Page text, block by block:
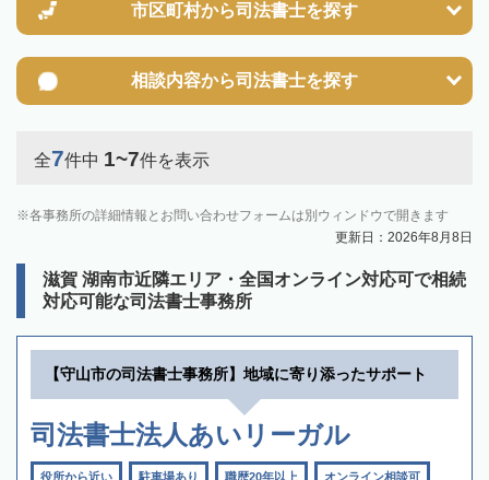
市区町村から司法書士を探す
相談内容から司法書士を探す
全7件中 1~7件を表示
各事務所の詳細情報とお問い合わせフォームは別ウィンドウで開きます
更新日：2026年8月8日
滋賀 湖南市近隣エリア・全国オンライン対応可で相続
対応可能な司法書士事務所
【守山市の司法書士事務所】地域に寄り添ったサポート
司法書士法人あいリーガル
役所から近い 駐車場あり 職歴20年以上 オンライン相談可